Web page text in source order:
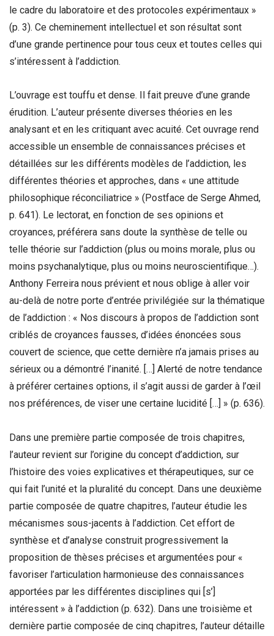
le cadre du laboratoire et des protocoles expérimentaux »
(p. 3). Ce cheminement intellectuel et son résultat sont
d’une grande pertinence pour tous ceux et toutes celles qui
s’intéressent à l’addiction.
L’ouvrage est touffu et dense. Il fait preuve d’une grande
érudition. L’auteur présente diverses théories en les
analysant et en les critiquant avec acuité. Cet ouvrage rend
accessible un ensemble de connaissances précises et
détaillées sur les différents modèles de l’addiction, les
différentes théories et approches, dans « une attitude
philosophique réconciliatrice » (Postface de Serge Ahmed,
p. 641). Le lectorat, en fonction de ses opinions et
croyances, préférera sans doute la synthèse de telle ou
telle théorie sur l’addiction (plus ou moins morale, plus ou
moins psychanalytique, plus ou moins neuroscientifique…).
Anthony Ferreira nous prévient et nous oblige à aller voir
au-delà de notre porte d’entrée privilégiée sur la thématique
de l’addiction : « Nos discours à propos de l’addiction sont
criblés de croyances fausses, d’idées énoncées sous
couvert de science, que cette dernière n’a jamais prises au
sérieux ou a démontré l’inanité. […] Alerté de notre tendance
à préférer certaines options, il s’agit aussi de garder à l’œil
nos préférences, de viser une certaine lucidité […] » (p. 636).
Dans une première partie composée de trois chapitres,
l’auteur revient sur l’origine du concept d’addiction, sur
l’histoire des voies explicatives et thérapeutiques, sur ce
qui fait l’unité et la pluralité du concept. Dans une deuxième
partie composée de quatre chapitres, l’auteur étudie les
mécanismes sous-jacents à l’addiction. Cet effort de
synthèse et d’analyse construit progressivement la
proposition de thèses précises et argumentées pour «
favoriser l’articulation harmonieuse des connaissances
apportées par les différentes disciplines qui [s’]
intéressent » à l’addiction (p. 632). Dans une troisième et
dernière partie composée de cinq chapitres, l’auteur détaille